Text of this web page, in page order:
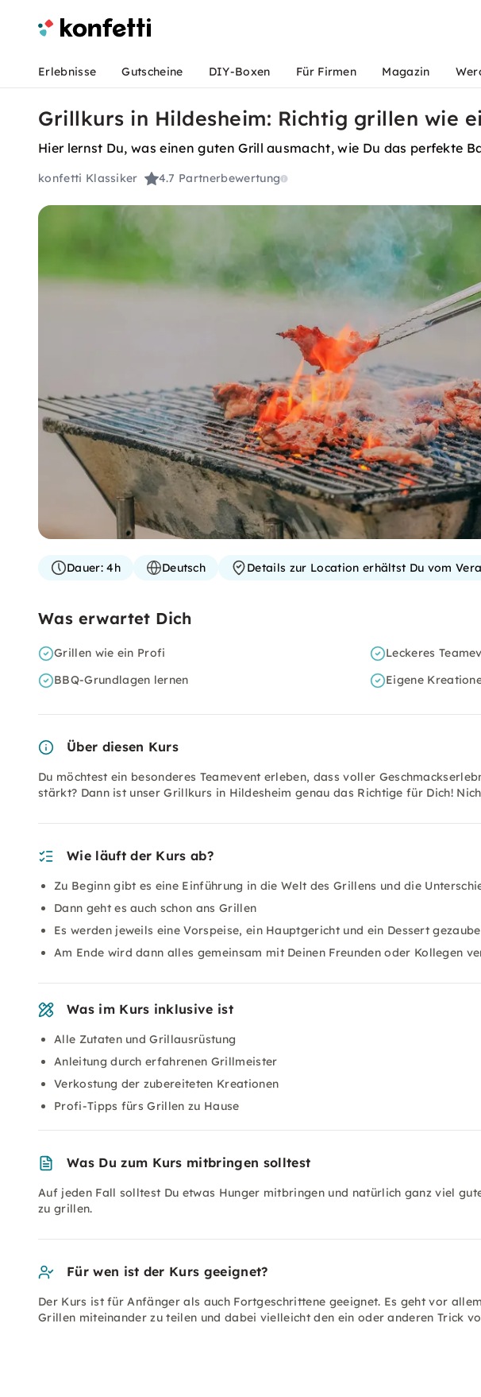
Erlebnisse Gutscheine DIY-Boxen Für Firmen Magazin
Grillkurs in Hildesheim: Richtig grillen wie
Hier lernst Du, was einen guten Grill ausmacht, wie Du das perfekte
konfetti Klassiker 4.7 Partnerbewertung
Dauer:4h Deutsch Details zur Location erhältst Du vom
Was erwartet Dich
Grillen wie ein Profi
Leckeres
BBQ-Grundlagen lernen
Eigene
Über diesen Kurs
Du möchtest ein besonderes Teamevent erleben, dass voller
stärkt? Dann ist unser Grillkurs in Hildesheim genau das Richtige für Dich!
Wie läuft der Kurs ab?
Zu Beginn gibt es eine Einführung in die Welt des Grillens und die
Dann geht es auch schon ans Grillen
Es werden jeweils eine Vorspeise, ein Hauptgericht und ein Dessert
Am Ende wird dann alles gemeinsam mit Deinen Freunden oder Kollegen
Was im Kurs inklusive ist
Alle Zutaten und Grillausrüstung
Anleitung durch erfahrenen Grillmeister
Verkostung der zubereiteten Kreationen
Profi-Tipps fürs Grillen zu Hause
Was Du zum Kurs mitbringen solltest
Auf jeden Fall solltest Du etwas Hunger mitbringen und natürlich ganz viel
zu grillen.
Für wen ist der Kurs geeignet?
Der Kurs ist für Anfänger als auch Fortgeschrittene geeignet. Es geht vor
Grillen miteinander zu teilen und dabei vielleicht den ein oder anderen Trick